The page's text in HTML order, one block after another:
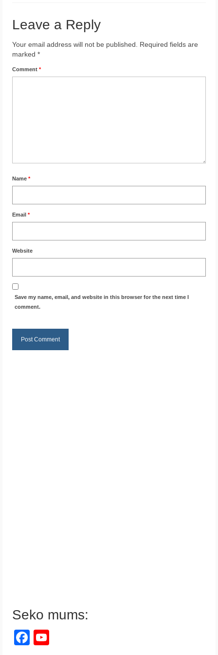
Leave a Reply
Your email address will not be published.
Required fields are
marked *
Comment *
Name *
Email *
Website
Save my name, email, and website in this browser for the next time I
comment.
Seko mums:
Facebook